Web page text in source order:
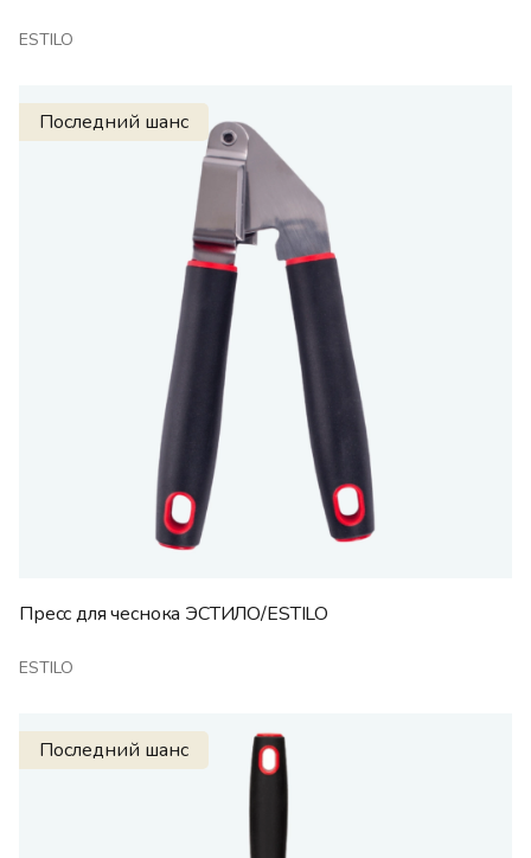
ESTILO
Последний шанс
Пресс для чеснока ЭСТИЛО/ESTILO
ESTILO
Последний шанс